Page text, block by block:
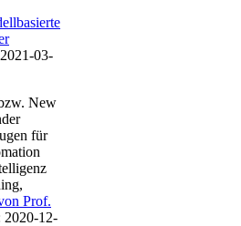
03-
New
für
Prof.
2020-12-